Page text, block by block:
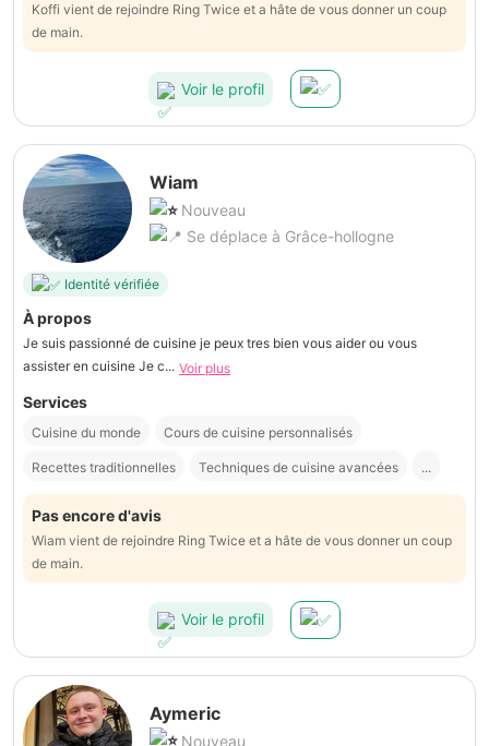
Koffi vient de rejoindre Ring Twice et a hâte de vous donner un coup
de main.
Voir le profil
Wiam
Nouveau
Se déplace à Grâce-hollogne
Identité vérifiée
À propos
Je suis passionné de cuisine je peux tres bien vous aider ou vous
assister en cuisine Je c... Voir plus
Services
Cuisine du monde Cours de cuisine personnalisés
Recettes traditionnelles Techniques de cuisine avancées ...
Pas encore d'avis
Wiam vient de rejoindre Ring Twice et a hâte de vous donner un coup
de main.
Voir le profil
Aymeric
Nouveau